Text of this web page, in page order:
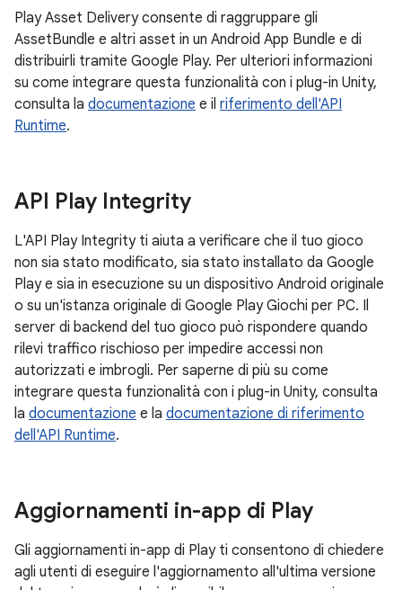
Play Asset Delivery consente di raggruppare gli
AssetBundle e altri asset in un Android App Bundle e di
distribuirli tramite Google Play. Per ulteriori informazioni
su come integrare questa funzionalità con i plug-in Unity,
consulta la documentazione e il riferimento dell'API
Runtime.
API Play Integrity
L'API Play Integrity ti aiuta a verificare che il tuo gioco
non sia stato modificato, sia stato installato da Google
Play e sia in esecuzione su un dispositivo Android originale
o su un'istanza originale di Google Play Giochi per PC. Il
server di backend del tuo gioco può rispondere quando
rilevi traffico rischioso per impedire accessi non
autorizzati e imbrogli. Per saperne di più su come
integrare questa funzionalità con i plug-in Unity, consulta
la documentazione e la documentazione di riferimento
dell'API Runtime.
Aggiornamenti in-app di Play
Gli aggiornamenti in-app di Play ti consentono di chiedere
agli utenti di eseguire l'aggiornamento all'ultima versione